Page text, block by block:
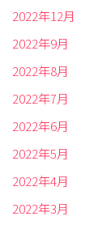
2022年12月
2022年9月
2022年8月
2022年7月
2022年6月
2022年5月
2022年4月
2022年3月